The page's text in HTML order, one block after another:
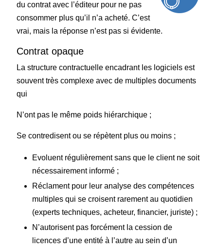
du contrat avec l’éditeur pour ne pas
consommer plus qu’il n’a acheté. C’est
vrai, mais la réponse n’est pas si évidente.
Contrat opaque
La structure contractuelle encadrant les logiciels est
souvent très complexe avec de multiples documents
qui
N’ont pas le même poids hiérarchique ;
Se contredisent ou se répètent plus ou moins ;
Evoluent régulièrement sans que le client ne soit
nécessairement informé ;
Réclament pour leur analyse des compétences
multiples qui se croisent rarement au quotidien
(experts techniques, acheteur, financier, juriste) ;
N’autorisent pas forcément la cession de
licences d’une entité à l’autre au sein d’un